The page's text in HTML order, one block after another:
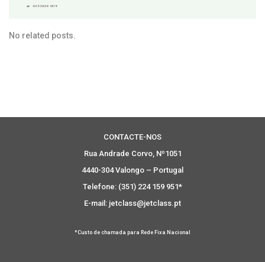
No related posts.
CONTACTE-NOS
Rua Andrade Corvo, Nº1051
4440-304 Valongo – Portugal
Telefone: (351) 224 159 951*
E-mail: jetclass@jetclass.pt
*Custo de chamada para Rede Fixa Nacional